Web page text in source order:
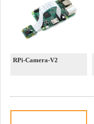
RPi-Camera-V2